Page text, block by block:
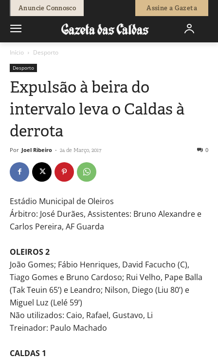
Anuncie Connosco Assine a Gazeta
Início Desporto
Desporto
Expulsão à beira do
intervalo leva o Caldas à
derrota
Por Joel Ribeiro - 24 de Março, 2017 0
Estádio Municipal de Oleiros
Árbitro: José Durães, Assistentes: Bruno Alexandre e
Carlos Pereira, AF Guarda
OLEIROS 2
João Gomes; Fábio Henriques, David Facucho (C),
Tiago Gomes e Bruno Cardoso; Rui Velho, Pape Balla
(Tak Teuin 65’) e Leandro; Nilson, Diego (Liu 80’) e
Miguel Luz (Lelé 59’)
Não utilizados: Caio, Rafael, Gustavo, Li
Treinador: Paulo Machado
CALDAS 1